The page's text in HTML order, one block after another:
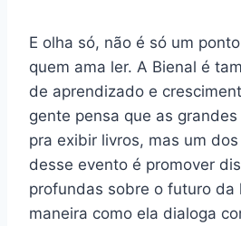
E olha só, não é só um
quem ama ler. A Bienal é
de aprendizado e
gente pensa que as
pra exibir livros, mas um
desse evento é promover
profundas sobre o futuro da
maneira como ela dialoga